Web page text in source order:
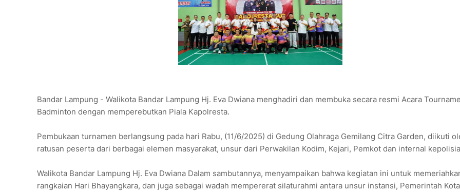
Bandar Lampung - Walikota Bandar Lampung Hj. Eva Dwiana menghadiri dan membuka secara resmi Acara
Badminton dengan memperebutkan Piala Kapolresta.
Pembukaan turnamen berlangsung pada hari Rabu, (11/6/2025) di Gedung Olahraga Gemilang Citra Garden, diikuti
ratusan peserta dari berbagai elemen masyarakat, unsur dari Perwakilan Kodim, Kejari, Pemkot dan internal
Walikota Bandar Lampung Hj. Eva Dwiana Dalam sambutannya, menyampaikan bahwa kegiatan ini untuk
rangkaian Hari Bhayangkara, dan juga sebagai wadah mempererat silaturahmi antara unsur instansi, Pemerintah